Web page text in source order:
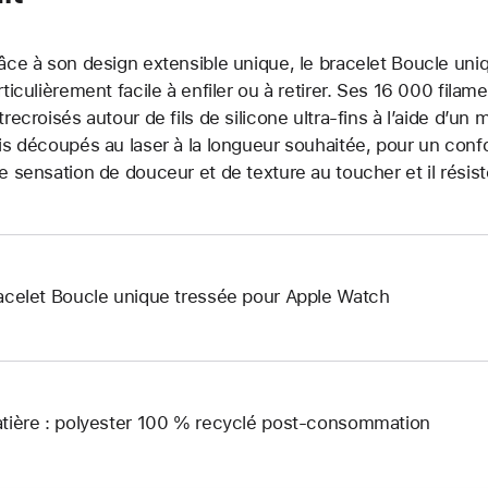
à son design extensible unique, le bracelet Boucle
facile à enfiler ou à retirer. Ses 16 000
autour de fils de silicone ultra-fins à l’aide d’un
découpés au laser à la longueur souhaitée, pour un
sensation de douceur et de texture au toucher et il
Boucle unique tressée pour Apple Watch
: polyester 100 % recyclé post-consommation